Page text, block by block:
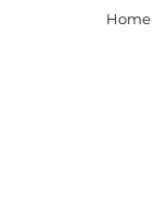
Home